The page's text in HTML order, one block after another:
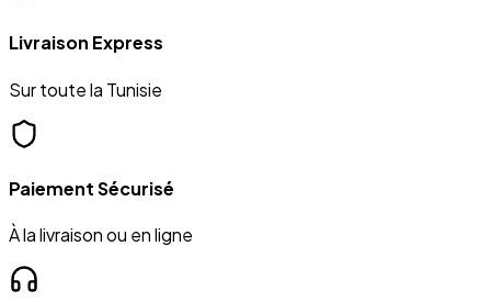
Livraison Express
Sur toute la Tunisie
Paiement Sécurisé
À la livraison ou en ligne